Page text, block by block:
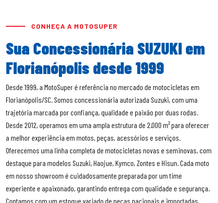
CONHEÇA A MOTOSUPER
Sua Concessionária SUZUKI em
Florianópolis desde 1999
Desde 1999, a MotoSuper é referência no mercado de motocicletas em
Florianópolis/SC. Somos concessionária autorizada Suzuki, com uma
trajetória marcada por confiança, qualidade e paixão por duas rodas.
Desde 2012, operamos em uma ampla estrutura de 2.000 m² para oferecer
a melhor experiência em motos, peças, acessórios e serviços.
Oferecemos uma linha completa de motocicletas novas e seminovas, com
destaque para modelos Suzuki, Haojue, Kymco, Zontes e Hisun. Cada moto
em nosso showroom é cuidadosamente preparada por um time
experiente e apaixonado, garantindo entrega com qualidade e segurança.
Contamos com um estoque variado de peças nacionais e importadas,